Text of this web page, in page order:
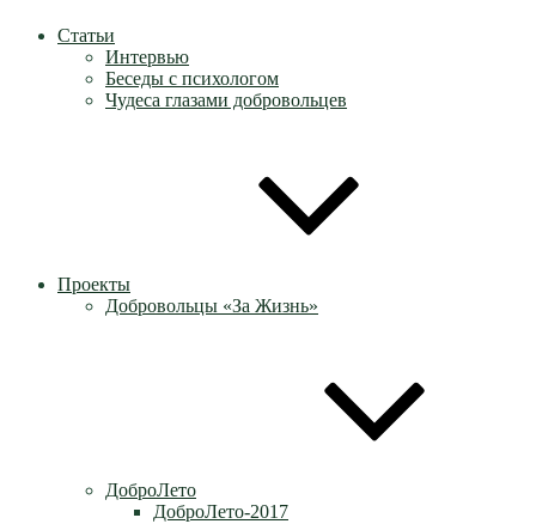
Статьи
Интервью
Беседы с психологом
Чудеса глазами добровольцев
Проекты
Добровольцы «За Жизнь»
ДоброЛето
ДоброЛето-2017